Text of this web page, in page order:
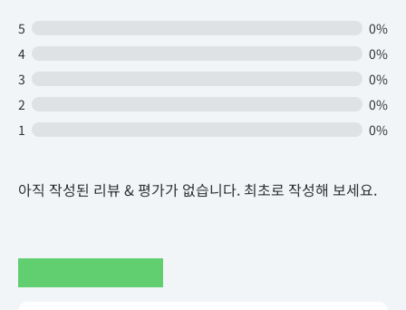
5
0%
4
0%
3
0%
2
0%
1
0%
아직 작성된 리뷰 & 평가가 없습니다. 최초로 작성해 보세요.